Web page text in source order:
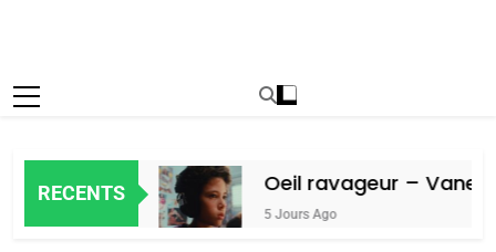
RECENTS
Amiel Oeil ravageur – Vanessa
5 Jours Ago